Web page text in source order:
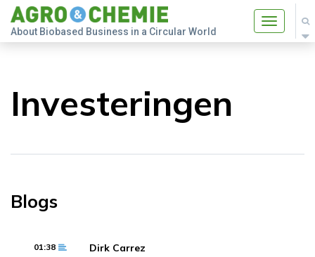
Toggle
About Biobased Business in a Circular World
Investeringen
Blogs
01:38
Dirk Carrez